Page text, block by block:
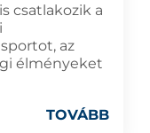
csatlakozik a
az
élményeket
TOVÁBB